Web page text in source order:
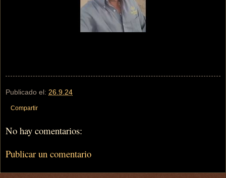
Publicado el: 26.9.24
Compartir
No hay comentarios:
Publicar un comentario